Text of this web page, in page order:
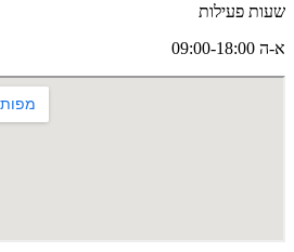
שעות פעילות
א-ה 09:00-18:00